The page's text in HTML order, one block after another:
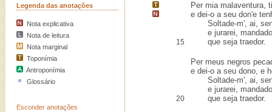
Legenda das anotações
Nota explicativa
Nota de leitura
Nota marginal
Toponímia
Antroponímia
Glossário
Esconder anotações
Per mia malaventura,
e dei-o a seu don'e
Soltade-m', ai,
e jurarei,
15 que seja traedor.
Per meus negros
e dei-o a seu dono, e
Soltade-m', ai,
e jurarei,
20 que seja traedor.